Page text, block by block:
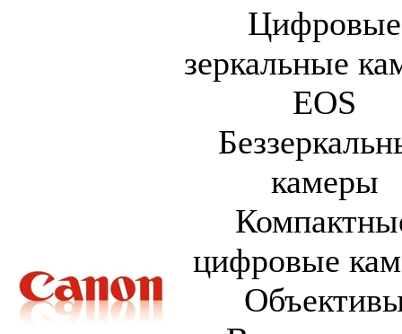
Цифровые
зеркальные
EOS
камеры
цифровые